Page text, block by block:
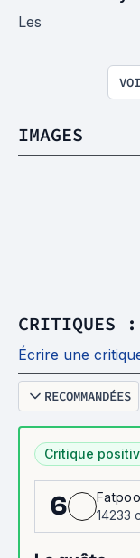
Les
IMAGES
CRITIQUES
Écrire une
RECOMMANDÉES
Critique
6
14233